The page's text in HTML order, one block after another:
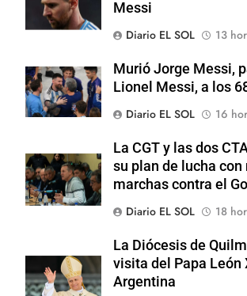
Messi
Diario EL SOL
13
Murió Jorge Messi,
Lionel Messi, a los
Diario EL SOL
16
La CGT y las dos
su plan de lucha con
marchas contra el
Diario EL SOL
18
La Diócesis de
visita del Papa León
Argentina